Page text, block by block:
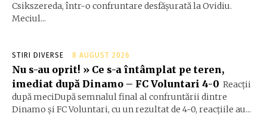
Csikszereda, într-o confruntare desfășurată la Ovidiu.
Meciul...
STIRI DIVERSE 8 AUGUST 2026
Nu s-au oprit! » Ce s-a întâmplat pe teren,
imediat după Dinamo – FC Voluntari 4-0 Reacții
după meciDupă semnalul final al confruntării dintre
Dinamo și FC Voluntari, cu un rezultat de 4-0, reacțiile au...